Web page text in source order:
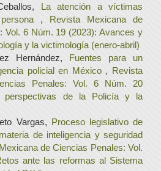
La atención a víctimas
, Revista Mexicana de
Vol. 6 Núm. 19 (2023): Avances y
y la victimología (enero-abril)
Hernández, Fuentes para un
policial en México , Revista
Penales: Vol. 6 Núm. 20
perspectivas de la Policía y la
Vargas, Proceso legislativo de
de inteligencia y seguridad
de Ciencias Penales: Vol.
ante las reformas al Sistema